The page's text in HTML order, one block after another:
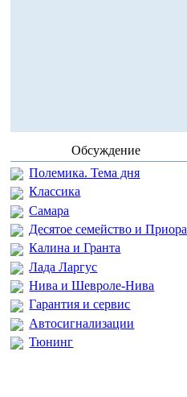
Обсуждение
Полемика. Тема дня
Классика
Самара
Десятое семейство и Приора
Калина и Гранта
Лада Ларгус
Нива и Шевроле-Нива
Гарантия и сервис
Автосигнализации
Тюнинг